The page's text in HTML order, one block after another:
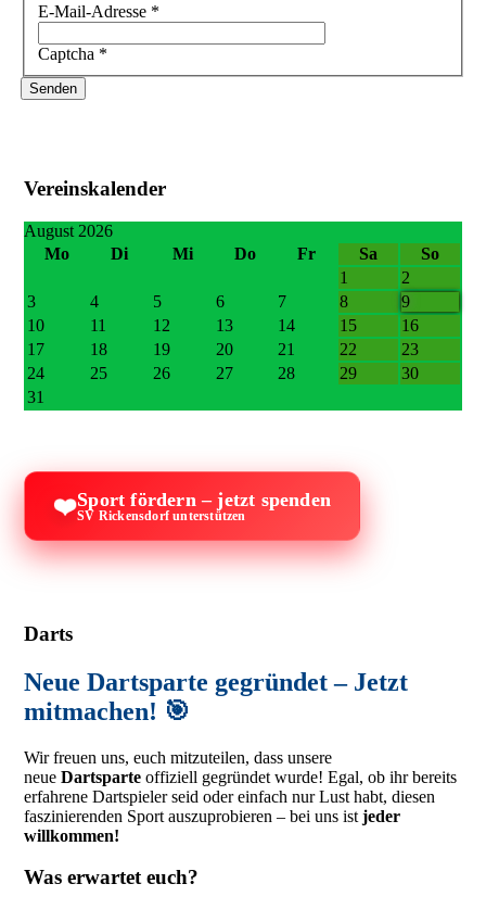
E-Mail-Adresse *
Captcha *
Senden
Vereinskalender
August 2026
Mo
Di Mi Do Fr Sa
So
1
2
3
4 5 6 7 8
9
10
11 12 13 14 15
16
17
18 19 20 21 22
23
24
25 26 27 28 29
30
31
❤️Sport fördern – jetzt spenden
SV Rickensdorf unterstützen
Darts
Neue Dartsparte gegründet – Jetzt
mitmachen! 🎯
Wir freuen uns, euch mitzuteilen, dass unsere
neue Dartsparte offiziell gegründet wurde! Egal, ob ihr bereits
erfahrene Dartspieler seid oder einfach nur Lust habt, diesen
faszinierenden Sport auszuprobieren – bei uns ist jeder
willkommen!
Was erwartet euch?